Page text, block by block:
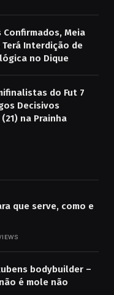
Meia
Terá Interdição de
no Dique
do Fut 7
Decisivos
na Prainha
que serve, como e
bodybuilder –
é mole não